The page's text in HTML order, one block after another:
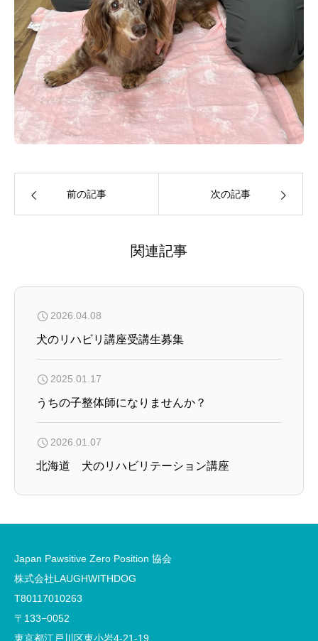
前の記事 次の記事
関連記事
2026.04.08
犬のリハビリ講座受講生募集
2025.01.17
うちの子整体師になりませんか？
2026.01.07
北海道 犬のリハビリテーション講座
Japan Pawsitive Zero Position 協会
株式会社LAUGHWITHDOG
T80117010263
〒133−0052
東京都江戸川区東小岩4-21-19